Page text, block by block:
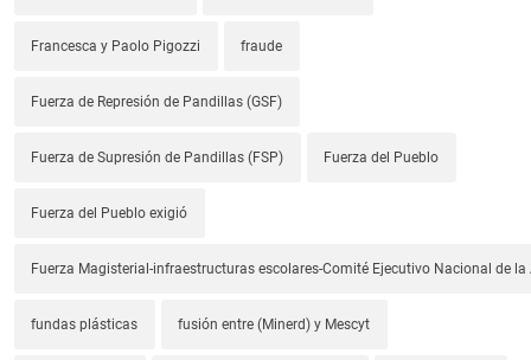
Francesca y Paolo Pigozzi fraude
Fuerza de Represión de Pandillas (GSF)
Fuerza de Supresión de Pandillas (FSP) Fuerza del Pueblo
Fuerza del Pueblo exigió
Fuerza Magisterial-infraestructuras escolares-Comité Ejecutivo Nacional de la
fundas plásticas fusión entre (Minerd) y Mescyt